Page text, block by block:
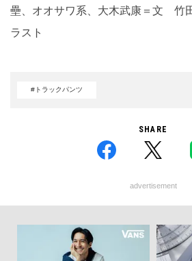
壘、オオサワ系、大木武康＝文 竹
ラスト
#トラックパンツ
SHARE
advertisement